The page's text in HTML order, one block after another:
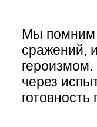
Мы помним
сражений,
через